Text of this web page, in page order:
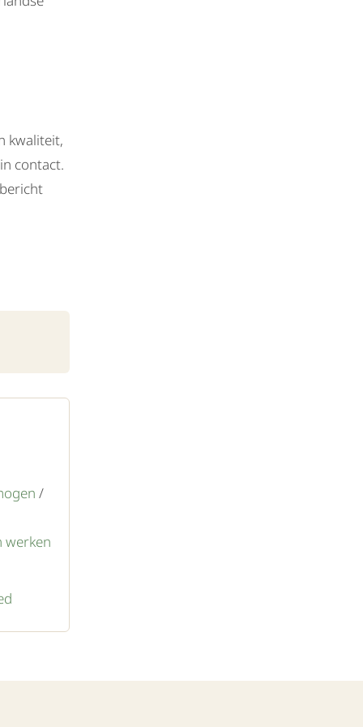
kwaliteit,
contact.
/
werken